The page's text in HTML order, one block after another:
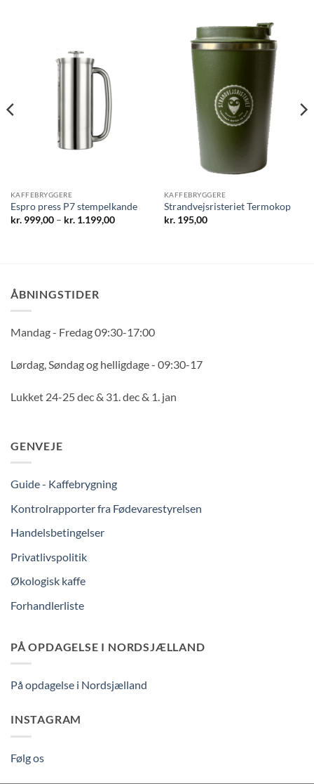
KAFFEBRYGGERE
Espro press P7 stempelkande
kr.999,00 – kr.1.199,00Prisinterval:
KAFFEBRYGGERE
Strandvejsristeriet Termokop
kr.195,00
ÅBNINGSTIDER
Mandag - Fredag 09:30-17:00
Lørdag, Søndag og helligdage - 09:30-17
Lukket 24-25 dec & 31. dec & 1. jan
GENVEJE
Guide - Kaffebrygning
Kontrolrapporter fra Fødevarestyrelsen
Handelsbetingelser
Privatlivspolitik
Økologisk kaffe
Forhandlerliste
PÅ OPDAGELSE I NORDSJÆLLAND
På opdagelse i Nordsjælland
INSTAGRAM
Følg os